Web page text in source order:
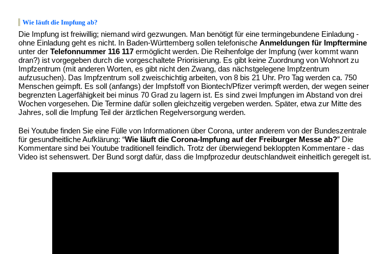
Wie läuft die Impfung ab?
Die Impfung ist freiwillig; niemand wird gezwungen. Man benötigt für eine termingebundene Einladung -
ohne Einladung geht es nicht. In Baden-Württemberg sollen telefonische Anmeldungen für Impftermine
unter der Telefonnummer 116 117 ermöglicht werden. Die Reihenfolge der Impfung (wer kommt wann
dran?) ist vorgegeben durch die vorgeschaltete Priorisierung. Es gibt keine Zuordnung von Wohnort zu
Impfzentrum (mit anderen Worten, es gibt nicht den Zwang, das nächstgelegene Impfzentrum
aufzusuchen). Das Impfzentrum soll zweischichtig arbeiten, von 8 bis 21 Uhr. Pro Tag werden ca. 750
Menschen geimpft. Es soll (anfangs) der Impfstoff von Biontech/Pfizer verimpft werden, der wegen seiner
begrenzten Lagerfähigkeit bei minus 70 Grad zu lagern ist. Es sind zwei Impfungen im Abstand von drei
Wochen vorgesehen. Die Termine dafür sollen gleichzeitig vergeben werden. Später, etwa zur Mitte des
Jahres, soll die Impfung Teil der ärztlichen Regelversorgung werden.
Bei Youtube finden Sie eine Fülle von Informationen über Corona, unter anderem von der Bundeszentrale
für gesundheitliche Aufklärung: “Wie läuft die Corona-Impfung auf der Freiburger Messe ab?” Die
Kommentare sind bei Youtube traditionell feindlich. Trotz der überwiegend bekloppten Kommentare - das
Video ist sehenswert. Der Bund sorgt dafür, dass die Impfprozedur deutschlandweit einheitlich geregelt ist.